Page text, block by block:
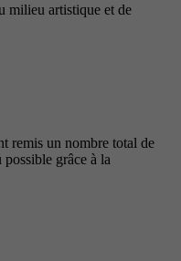
milieu artistique et de
remis un nombre total de
grâce à la